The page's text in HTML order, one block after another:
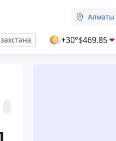
Алматы
+30°$469.85